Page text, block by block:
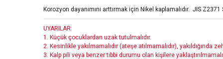
Korozyon dayanımını arttırmak için Nikel kaplamalıdır. JIS Z2371
UYARILAR:
1.
Küçük çocuklardan uzak tutulmalıdır.
2. Kesinlikle yakılmamalıdır (ateşe atılmamalıdır),
3. Kalp pili veya benzer tıbbi durumu olan kişilere